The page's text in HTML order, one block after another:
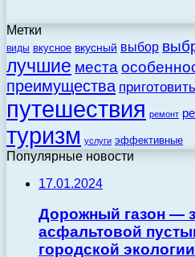
Метки
виды вкусное вкусный выбор
лучшие места
преимущества приготовить
путешествия ремонт
туризм услуги эффективные
Популярные новости
17.01.2024
Дорожный газон —
асфальтовой
городской